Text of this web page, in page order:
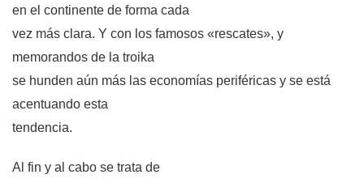
en el continente de forma cada
vez más clara. Y con los famosos «rescates», y
memorandos de la troika
se hunden aún más las economías periféricas y se está
acentuando esta
tendencia.
Al fin y al cabo se trata de